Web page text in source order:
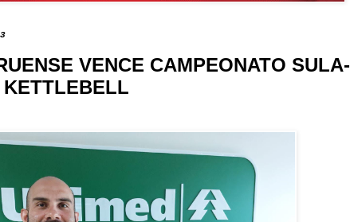
VENCE CAMPEONATO SULA-
KETTLEBELL